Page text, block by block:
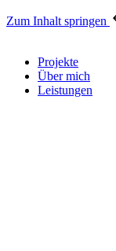
Zum Inhalt springen
Projekte
Über mich
Leistungen